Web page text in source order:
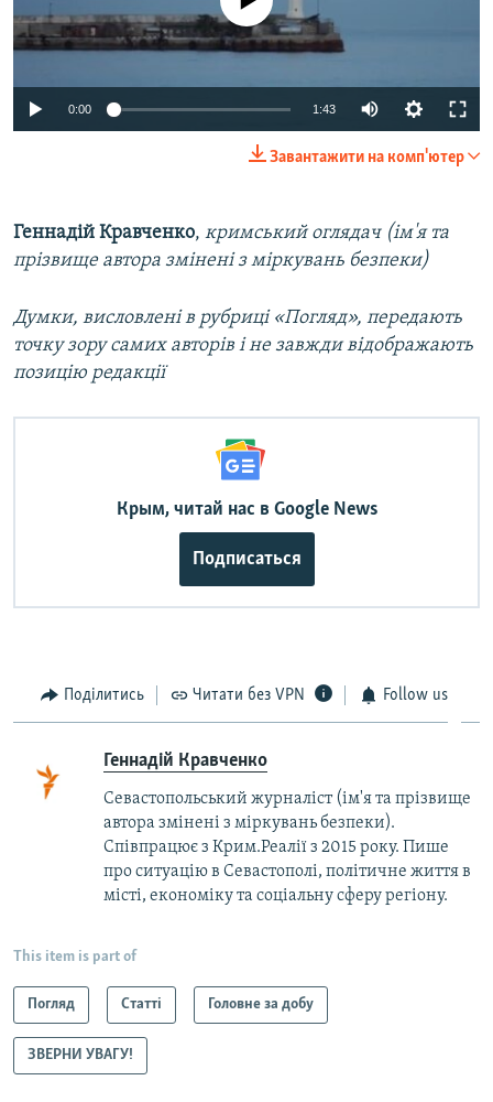
0:00 1:43
Завантажити на комп'ютер
Геннадій Кравченко, кримський оглядач (ім'я та
прізвище автора змінені з міркувань безпеки)
Думки, висловлені в рубриці «Погляд», передають
точку зору самих авторів і не завжди відображають
позицію редакції
Крым, читай нас в Google News
Подписаться
Поділитись Читати без VPN Follow us
Геннадій Кравченко
Севастопольський журналіст (ім'я та прізвище
автора змінені з міркувань безпеки).
Співпрацює з Крим.Реалії з 2015 року. Пише
про ситуацію в Севастополі, політичне життя в
місті, економіку та соціальну сферу регіону.
This item is part of
Погляд Статті Головне за добу
ЗВЕРНИ УВАГУ!